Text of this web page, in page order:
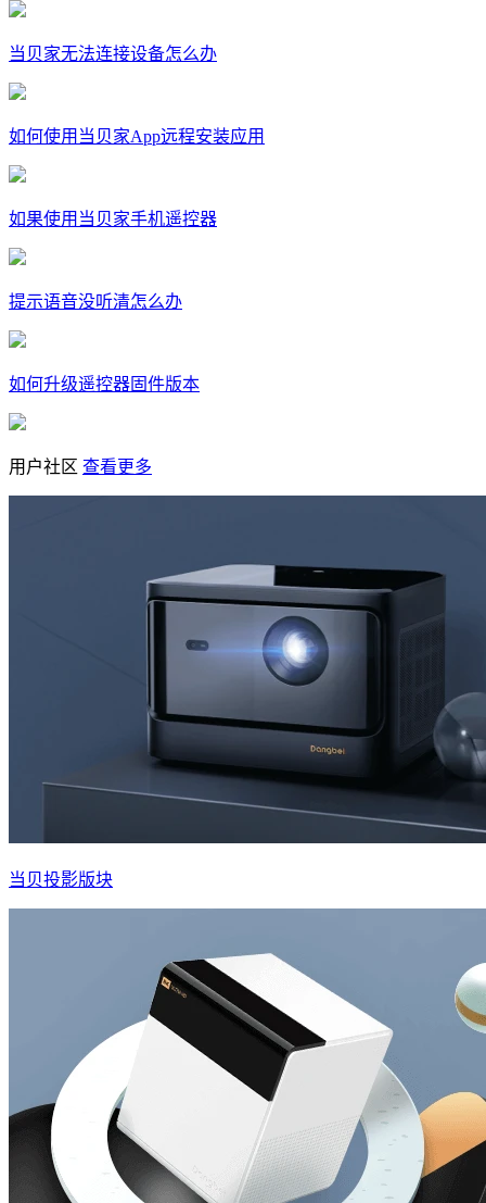
当贝家无法连接设备怎么办
如何使用当贝家App远程安装应用
如果使用当贝家手机遥控器
提示语音没听清怎么办
如何升级遥控器固件版本
用户社区 查看更多
当贝投影版块